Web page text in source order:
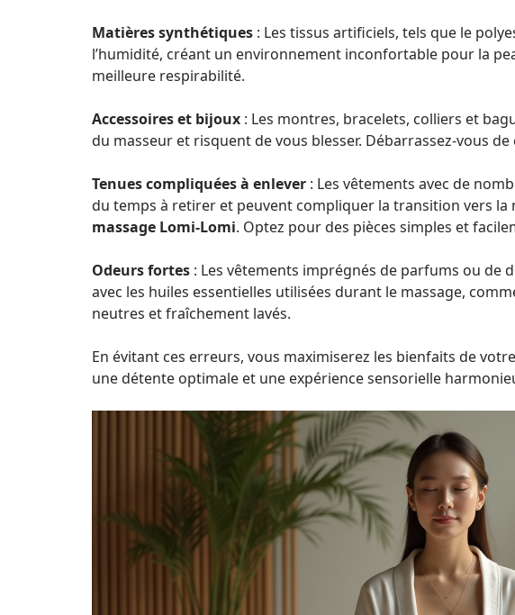
Matières synthétiques : Les tissus artificiels, tels que le
l’humidité, créant un environnement inconfortable pour la
meilleure respirabilité.
Accessoires et bijoux : Les montres, bracelets, colliers et
du masseur et risquent de vous blesser. Débarrassez-vous de
Tenues compliquées à enlever : Les vêtements avec de
du temps à retirer et peuvent compliquer la transition vers
massage Lomi-Lomi. Optez pour des pièces simples et
Odeurs fortes : Les vêtements imprégnés de parfums ou
avec les huiles essentielles utilisées durant le massage,
neutres et fraîchement lavés.
En évitant ces erreurs, vous maximiserez les bienfaits de votre
une détente optimale et une expérience sensorielle